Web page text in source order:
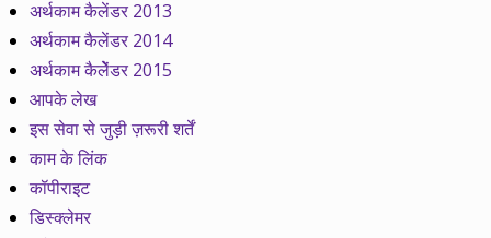
अर्थकाम कैलेंडर 2013
अर्थकाम कैलेंडर 2014
अर्थकाम कैलेेंडर 2015
आपके लेख
इस सेवा से जुड़ी ज़रूरी शर्तें
काम के लिंक
कॉपीराइट
डिस्क्लेमर